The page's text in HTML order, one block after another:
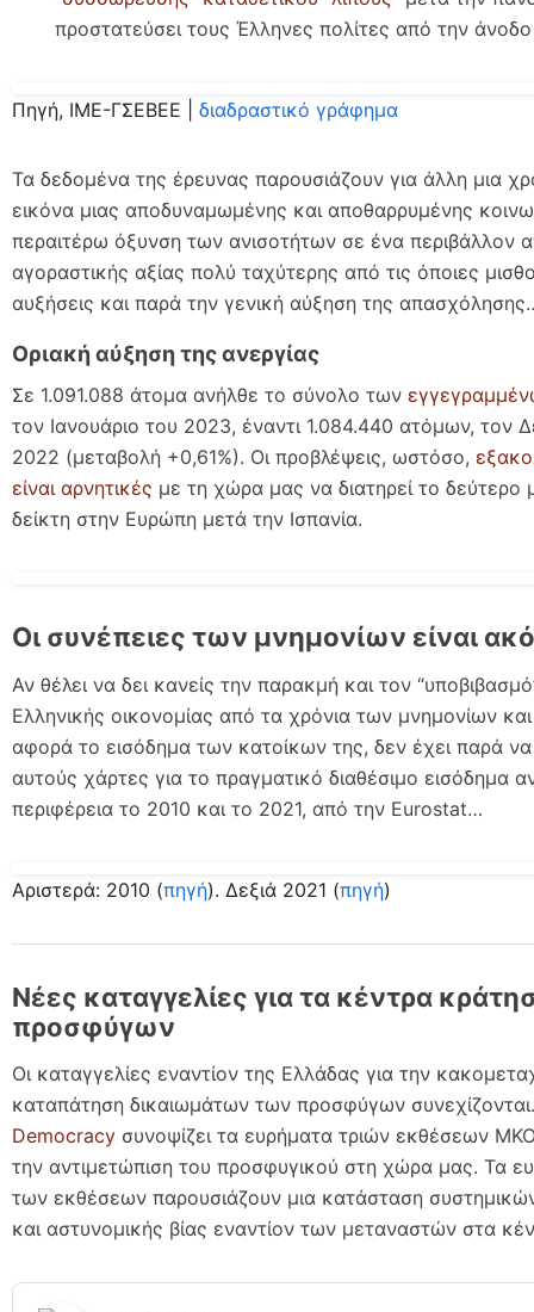
προστατεύσει τους Έλληνες πολίτες από την
Πηγή, ΙΜΕ-ΓΣΕΒΕΕ | διαδραστικό γράφημα
Τα δεδομένα της έρευνας παρουσιάζουν για άλλη μια
εικόνα μιας αποδυναμωμένης και αποθαρρυμένης
περαιτέρω όξυνση των ανισοτήτων σε ένα περιβάλλον
αγοραστικής αξίας πολύ ταχύτερης από τις όποιες
αυξήσεις και παρά την γενική αύξηση της
Οριακή αύξηση της ανεργίας
Σε 1.091.088 άτομα ανήλθε το σύνολο των
τον Ιανουάριο του 2023, έναντι 1.084.440 ατόμων, τον
2022 (μεταβολή +0,61%). Οι προβλέψεις, ωστόσο,
είναι αρνητικές με τη χώρα μας να διατηρεί το δεύτερο
δείκτη στην Ευρώπη μετά την Ισπανία.
Οι συνέπειες των μνημονίων είναι
Αν θέλει να δει κανείς την παρακμή και τον
Ελληνικής οικονομίας από τα χρόνια των μνημονίων
αφορά το εισόδημα των κατοίκων της, δεν έχει παρά να
αυτούς χάρτες για το πραγματικό διαθέσιμο εισόδημα
περιφέρεια το 2010 και το 2021, από την Eurostat…
Αριστερά: 2010 (πηγή). Δεξιά 2021 (πηγή)
Νέες καταγγελίες για τα κέντρα
προσφύγων
Οι καταγγελίες εναντίον της Ελλάδας για την
καταπάτηση δικαιωμάτων των προσφύγων
Democracy συνοψίζει τα ευρήματα τριών εκθέσεων
την αντιμετώπιση του προσφυγικού στη χώρα μας. Τα
των εκθέσεων παρουσιάζουν μια κατάσταση
και αστυνομικής βίας εναντίον των μεταναστών στα